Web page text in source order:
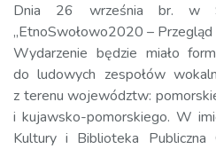
Dnia 26 września br. w
„EtnoSwołowo2020 –
Wydarzenie będzie miało
do ludowych zespołów
z terenu województw:
i kujawsko-pomorskiego. W
Kultury i Biblioteka Publiczna